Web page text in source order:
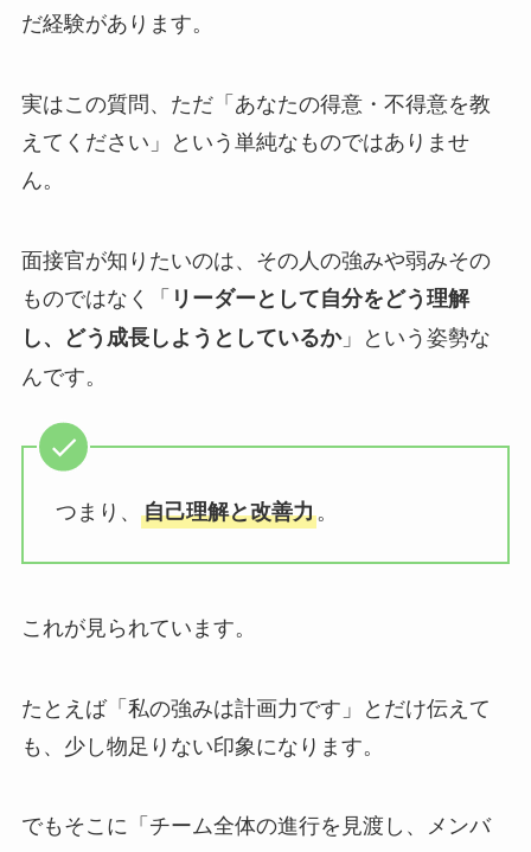
だ経験があります。
実はこの質問、ただ「あなたの得意・不得意を教
えてください」という単純なものではありませ
ん。
面接官が知りたいのは、その人の強みや弱みその
ものではなく「リーダーとして自分をどう理解
し、どう成長しようとしているか」という姿勢な
んです。
つまり、 自己理解と改善力。
これが見られています。
たとえば「私の強みは計画力です」とだけ伝えて
も、少し物足りない印象になります。
でもそこに「チーム全体の進行を見渡し、メンバ